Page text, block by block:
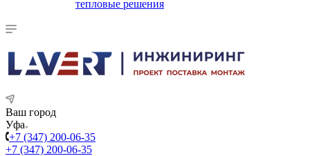
тепловые решения
Ваш город
Уфа
+7 (347) 200-06-35
+7 (347) 200-06-35